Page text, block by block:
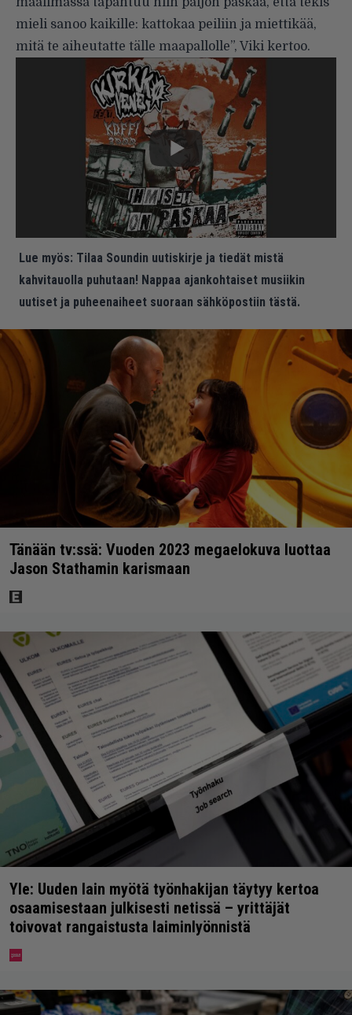
mieli sanoo kaikille: kattokaa peiliin ja miettikää,
mitä te aiheutatte tälle maapallolle”, Viki kertoo.
Lue myös: Tilaa Soundin uutiskirje ja tiedät mistä
kahvitauolla puhutaan! Nappaa ajankohtaiset musiikin
uutiset ja puheenaiheet suoraan sähköpostiin tästä.
Tänään tv:ssä: Vuoden 2023 megaelokuva luottaa
Jason Stathamin karismaan
Yle: Uuden lain myötä työnhakijan täytyy kertoa
osaamisestaan julkisesti netissä – yrittäjät
toivovat rangaistusta laiminlyönnistä